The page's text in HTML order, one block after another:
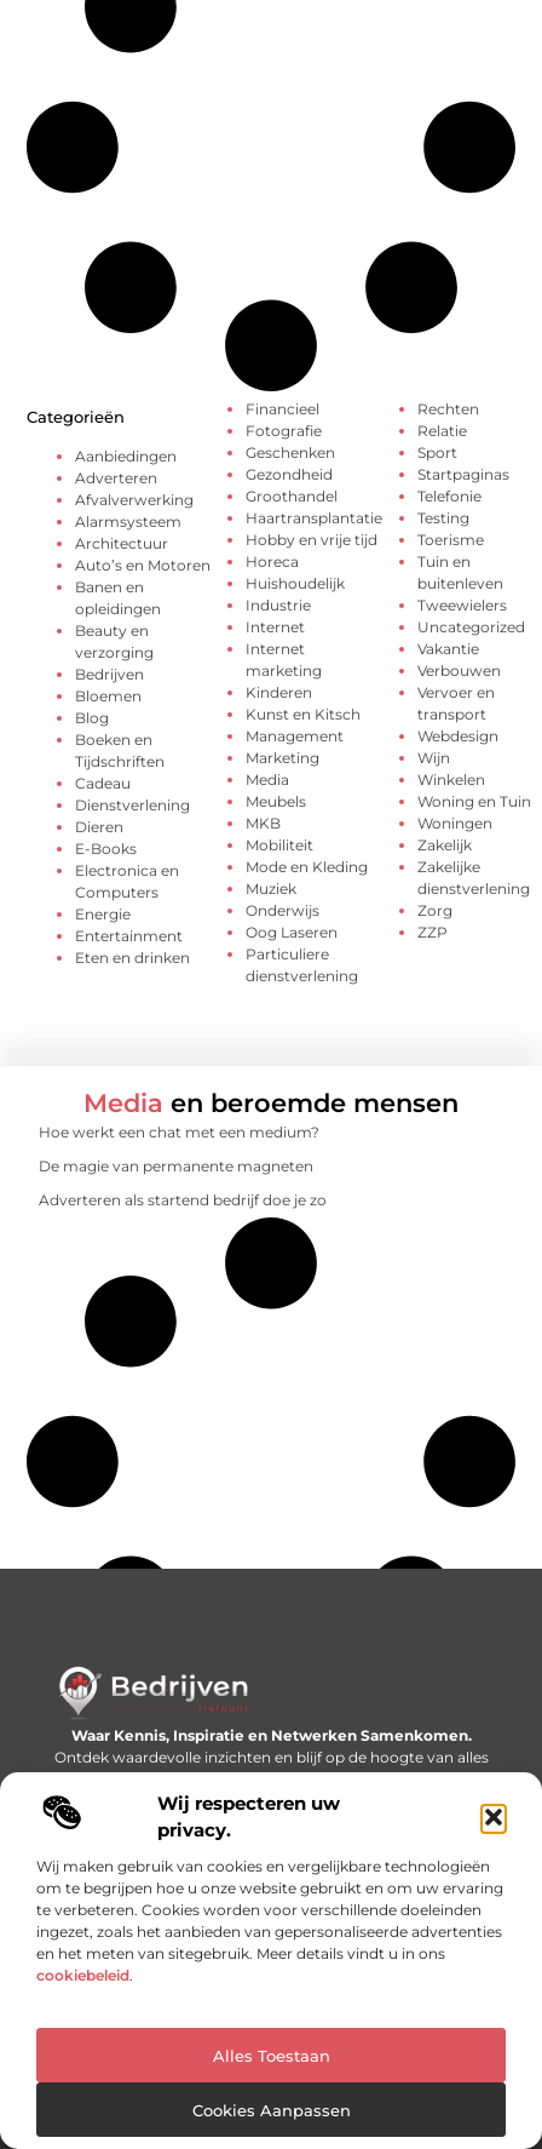
Wij respecteren uw
privacy.
Wij maken gebruik van cookies en vergelijkbare technologieën
om te begrijpen hoe u onze website gebruikt en om uw ervaring
te verbeteren. Cookies worden voor verschillende doeleinden
ingezet, zoals het aanbieden van gepersonaliseerde advertenties
en het meten van sitegebruik. Meer details vindt u in ons
cookiebeleid.
Alles Toestaan
Cookies Aanpassen
Categorieën
Aanbiedingen
Adverteren
Afvalverwerking
Alarmsysteem
Architectuur
Auto’s en Motoren
Banen en
opleidingen
Beauty en
verzorging
Bedrijven
Bloemen
Blog
Boeken en
Tijdschriften
Cadeau
Dienstverlening
Dieren
E-Books
Electronica en
Computers
Energie
Entertainment
Eten en drinken
Financieel
Fotografie
Geschenken
Gezondheid
Groothandel
Haartransplantatie
Hobby en vrije tijd
Horeca
Huishoudelijk
Industrie
Internet
Internet
marketing
Kinderen
Kunst en Kitsch
Management
Marketing
Media
Meubels
MKB
Mobiliteit
Mode en Kleding
Muziek
Onderwijs
Oog Laseren
Particuliere
dienstverlening
Rechten
Relatie
Sport
Startpaginas
Telefonie
Testing
Toerisme
Tuin en
buitenleven
Tweewielers
Uncategorized
Vakantie
Verbouwen
Vervoer en
transport
Webdesign
Wijn
Winkelen
Woning en Tuin
Woningen
Zakelijk
Zakelijke
dienstverlening
Zorg
ZZP
Media en beroemde mensen
Hoe werkt een chat met een medium?
De magie van permanente magneten
Adverteren als startend bedrijf doe je zo
Waar Kennis, Inspiratie en Netwerken Samenkomen.
Ontdek waardevolle inzichten en blijf op de hoogte van alles
wat er speelt in de wereld.
Bericht categorie
Onze informatie
@2025 www.bedrijventrefpunt.nl. All Right Reserved.